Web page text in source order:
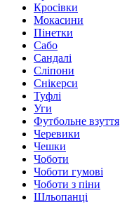
Кросівки
Мокасини
Пінетки
Сабо
Сандалі
Сліпони
Снікерси
Туфлі
Уги
Футбольне взуття
Черевики
Чешки
Чоботи
Чоботи гумові
Чоботи з піни
Шльопанці